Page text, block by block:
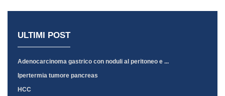
ULTIMI POST
Adenocarcinoma gastrico con noduli al peritoneo e ...
Ipertermia tumore pancreas
HCC